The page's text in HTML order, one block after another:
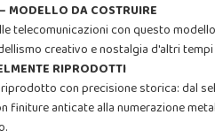
MODELLO DA COSTRUIRE
telecomunicazioni con questo
creativo e nostalgia d'altri
RIPRODOTTI
con precisione storica: dal
finiture anticate alla numerazione